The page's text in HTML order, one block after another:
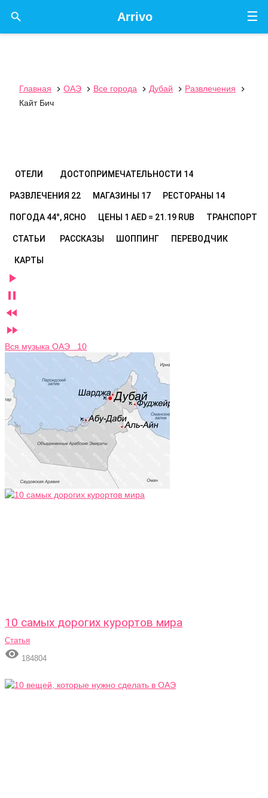
☰
Arrivo

Главная  ОАЭ  Все города  Дубай  Развлечения

Кайт Бич
ОТЕЛИ ДОСТОПРИМЕЧАТЕЛЬНОСТИ 14
РАЗВЛЕЧЕНИЯ 22 МАГАЗИНЫ 17 РЕСТОРАНЫ 14
ПОГОДА 44°, ЯСНО ЦЕНЫ 1 AED = 21.19 RUB ТРАНСПОРТ
СТАТЬИ РАССКАЗЫ ШОППИНГ ПЕРЕВОДЧИК
КАРТЫ




Вся музыка ОАЭ 10
10 самых дорогих курортов мира
Статья
 184804